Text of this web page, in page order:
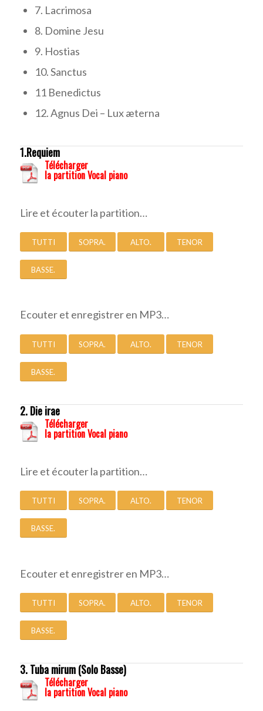
7. Lacrimosa
8. Domine Jesu
9. Hostias
10. Sanctus
11 Benedictus
12. Agnus Dei – Lux æterna
1.Requiem
Télécharger
la partition Vocal piano
Lire et écouter la partition…
TUTTI SOPRA. ALTO. TENOR
BASSE.
Ecouter et enregistrer en MP3…
TUTTI SOPRA. ALTO. TENOR
BASSE.
2. Die irae
Télécharger
la partition Vocal piano
Lire et écouter la partition…
TUTTI SOPRA. ALTO. TENOR
BASSE.
Ecouter et enregistrer en MP3…
TUTTI SOPRA. ALTO. TENOR
BASSE.
3. Tuba mirum (Solo Basse)
Télécharger
la partition Vocal piano